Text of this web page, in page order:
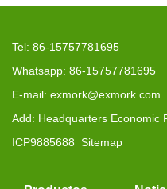
Tel: 86-15757781695
Whatsapp: 86-15757781695
E-mail: exmork@exmork.com
Add: Headquarters Economic
ICP9885688 Sitemap